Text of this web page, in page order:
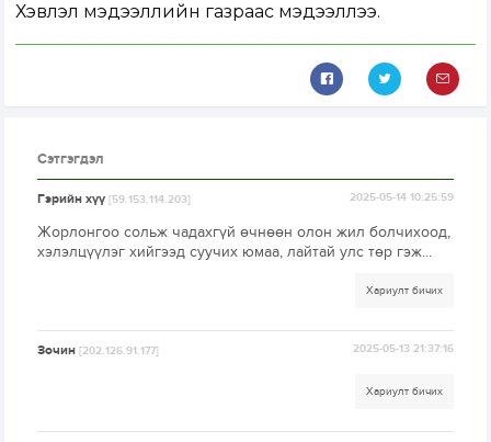
Хэвлэл мэдээллийн газраас мэдээллээ.
Сэтгэгдэл
Гэрийн хүү[59.153.114.203] 2025-05-14 10:25:59
Жорлонгоо сольж чадахгүй өчнөөн олон жил болчихоод,
хэлэлцүүлэг хийгээд суучих юмаа, лайтай улс төр гэж...
Хариулт бичих
Зочин[202.126.91.177] 2025-05-13 21:37:16
Хариулт бичих